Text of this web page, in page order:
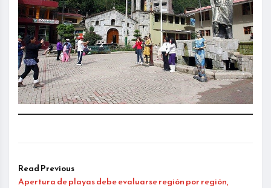
Read Previous
Apertura de playas debe evaluarse región por región,